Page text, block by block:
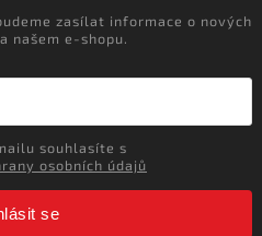
zasílat informace o nových
našem e-shopu.
osobních údajů
se